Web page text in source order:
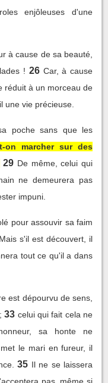
enjôleuses d'une
à cause de sa beauté,
! 26 Car, à cause
réduit à un morceau de
une vie précieuse.
poche sans que les
on marcher sur des
29 De même, celui qui
ne demeurera pas
impuni.
pour assouvir sa faim
Mais s'il est découvert, il
tout ce qu'il a dans
est dépourvu de sens,
33 celui qui fait cela ne
sa honte ne
le mari en fureur, il
35 Il ne se laissera